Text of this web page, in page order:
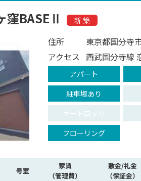
窪BASEⅡ 新 築
住所
東京都国分寺
アクセス 西武国分寺線
アパート
駐車場あり
オートロック
フローリング
号室
家賃
（管理費）
敷金/礼金
（保証金）